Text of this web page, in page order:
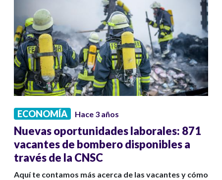
ECONOMÍA Hace 3 años
Nuevas oportunidades laborales: 871
vacantes de bombero disponibles a
través de la CNSC
Aquí te contamos más acerca de las vacantes y cómo